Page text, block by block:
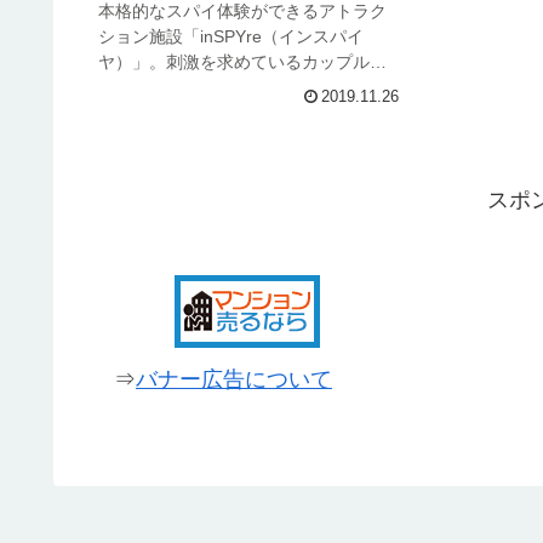
本格的なスパイ体験ができるアトラク
ション施設「inSPYre（インスパイ
ヤ）」。刺激を求めているカップルか
らお子様連れ、仲間と実際に身体を使
2019.11.26
スポ
⇒バナー広告について